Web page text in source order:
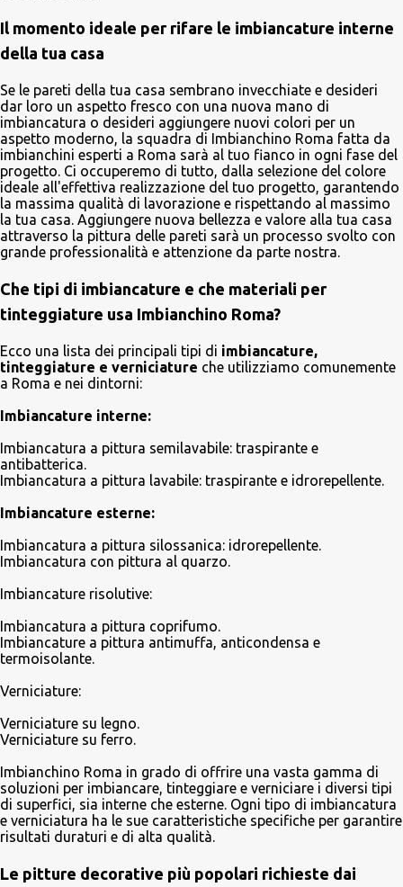
Il momento ideale per rifare le imbiancature interne
della tua casa
Se le pareti della tua casa sembrano invecchiate e desideri
dar loro un aspetto fresco con una nuova mano di
imbiancatura o desideri aggiungere nuovi colori per un
aspetto moderno, la squadra di Imbianchino Roma fatta da
imbianchini esperti a Roma sarà al tuo fianco in ogni fase del
progetto. Ci occuperemo di tutto, dalla selezione del colore
ideale all'effettiva realizzazione del tuo progetto, garantendo
la massima qualità di lavorazione e rispettando al massimo
la tua casa. Aggiungere nuova bellezza e valore alla tua casa
attraverso la pittura delle pareti sarà un processo svolto con
grande professionalità e attenzione da parte nostra.
Che tipi di imbiancature e che materiali per
tinteggiature usa Imbianchino Roma?
Ecco una lista dei principali tipi di imbiancature,
tinteggiature e verniciature che utilizziamo comunemente
a Roma e nei dintorni:
Imbiancature interne:
Imbiancatura a pittura semilavabile: traspirante e
antibatterica.
Imbiancatura a pittura lavabile: traspirante e idrorepellente.
Imbiancature esterne:
Imbiancatura a pittura silossanica: idrorepellente.
Imbiancatura con pittura al quarzo.
Imbiancature risolutive:
Imbiancatura a pittura coprifumo.
Imbiancature a pittura antimuffa, anticondensa e
termoisolante.
Verniciature:
Verniciature su legno.
Verniciature su ferro.
Imbianchino Roma in grado di offrire una vasta gamma di
soluzioni per imbiancare, tinteggiare e verniciare i diversi tipi
di superfici, sia interne che esterne. Ogni tipo di imbiancatura
e verniciatura ha le sue caratteristiche specifiche per garantire
risultati duraturi e di alta qualità.
Le pitture decorative più popolari richieste dai